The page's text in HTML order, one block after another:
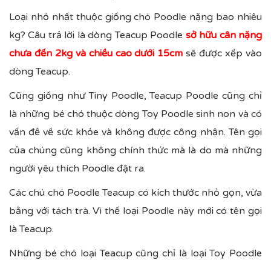
Loại nhỏ nhất thuộc giống chó Poodle nặng bao nhiêu
kg? Câu trả lời là dòng Teacup Poodle sở hữu cân nặng
chưa đến 2kg và chiều cao dưới 15cm sẽ được xếp vào
dòng Teacup.
Cũng giống như Tiny Poodle, Teacup Poodle cũng chỉ
là những bé chó thuộc dòng Toy Poodle sinh non và có
vấn đề về sức khỏe và không được công nhận. Tên gọi
của chúng cũng không chính thức mà là do mà những
người yêu thích Poodle đặt ra.
Các chú chó Poodle Teacup có kích thước nhỏ gọn, vừa
bằng với tách trà. Vì thế loại Poodle này mới có tên gọi
là Teacup.
Những bé chó loại Teacup cũng chỉ là loại Toy Poodle